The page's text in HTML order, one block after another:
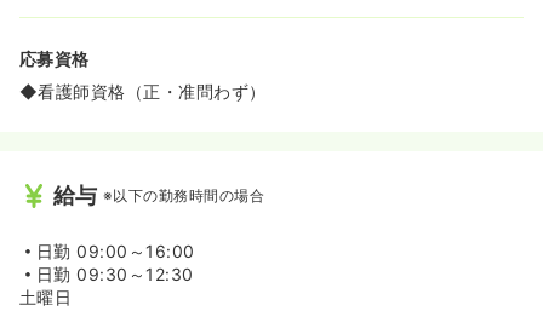
応募資格
◆看護師資格（正・准問わず）
給与 ※以下の勤務時間の場合
日勤 09:00～16:00
日勤 09:30～12:30
土曜日